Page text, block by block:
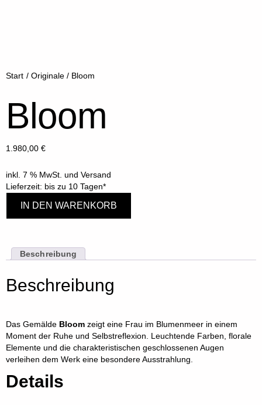
Start / Originale / Bloom
Bloom
1.980,00 €
inkl. 7 % MwSt. und Versand
Lieferzeit: bis zu 10 Tagen*
IN DEN WARENKORB
Beschreibung
Beschreibung
Das Gemälde Bloom zeigt eine Frau im Blumenmeer in einem
Moment der Ruhe und Selbstreflexion. Leuchtende Farben, florale
Elemente und die charakteristischen geschlossenen Augen
verleihen dem Werk eine besondere Ausstrahlung.
Details